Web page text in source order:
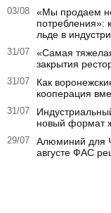
03/08
«Мы продаем
потребления»:
льде в
31/07
«Самая
закрытия
31/07
Как
кооперация
31/07
новый формат
29/07
Алюминий для
августе ФАС